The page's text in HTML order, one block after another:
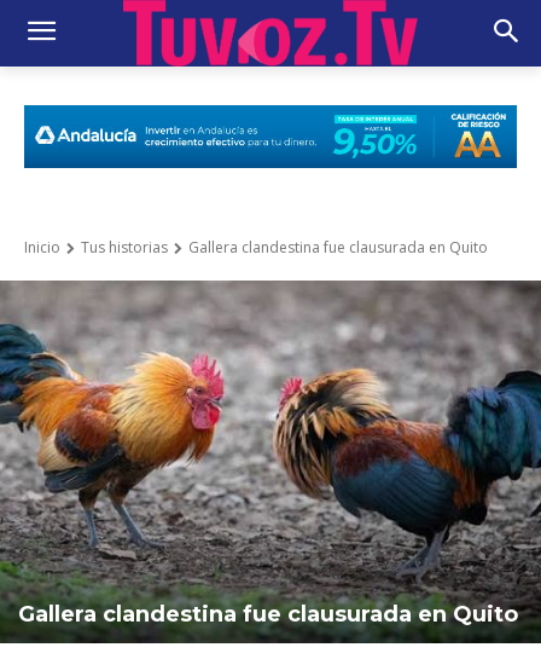
Inicio Tus historias Gallera clandestina fue clausurada en Quito
Gallera clandestina fue clausurada en Quito